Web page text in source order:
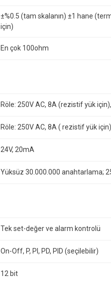
±%0.5 (tam skalanın) ±1 hane
için)
En çok 100ohm
Röle: 250V AC, 8A (rezistif yük
Röle: 250V AC, 8A ( rezistif yük
24V, 20mA
Yüksüz 30.000.000 anahtarlama;
Tek set-değer ve alarm kontrolü
On-Off, P, PI, PD, PID (seçilebilir)
12 bit